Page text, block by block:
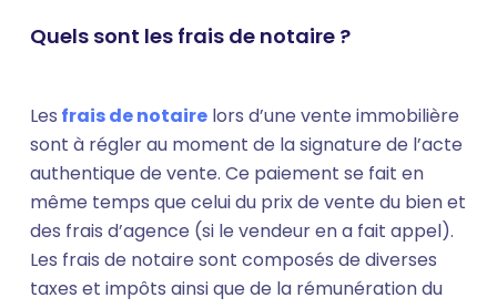
Quels sont les frais de notaire ?
Les frais de notaire lors d’une vente immobilière
sont à régler au moment de la signature de l’acte
authentique de vente. Ce paiement se fait en
même temps que celui du prix de vente du bien et
des frais d’agence (si le vendeur en a fait appel).
Les frais de notaire sont composés de diverses
taxes et impôts ainsi que de la rémunération du